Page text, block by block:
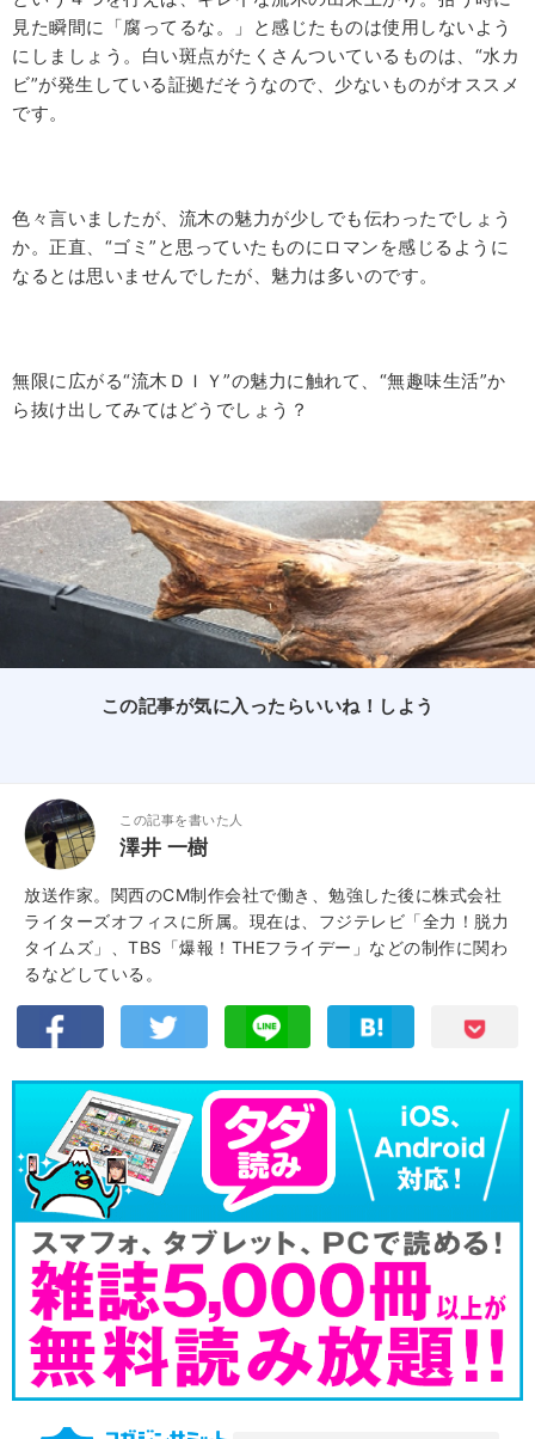
見た瞬間に「腐ってるな。」と感じたものは使用しないよう
にしましょう。白い斑点がたくさんついているものは、“水カ
ビ”が発生している証拠だそうなので、少ないものがオススメ
です。
色々言いましたが、流木の魅力が少しでも伝わったでしょう
か。正直、“ゴミ”と思っていたものにロマンを感じるように
なるとは思いませんでしたが、魅力は多いのです。
無限に広がる“流木ＤＩＹ”の魅力に触れて、“無趣味生活”か
ら抜け出してみてはどうでしょう？
この記事が気に入ったらいいね！しよう
この記事を書いた人
澤井 一樹
放送作家。関西のCM制作会社で働き、勉強した後に株式会社
ライターズオフィスに所属。現在は、フジテレビ「全力！脱力
タイムズ」、TBS「爆報！THEフライデー」などの制作に関わ
るなどしている。